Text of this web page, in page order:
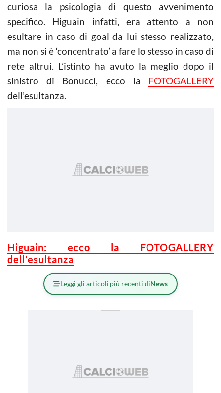
curiosa la psicologia di questo avvenimento
specifico. Higuain infatti, era attento a non
esultare in caso di goal da lui stesso realizzato,
ma non si è ‘concentrato’ a fare lo stesso in caso di
rete altrui. L’istinto ha avuto la meglio dopo il
sinistro di Bonucci, ecco la FOTOGALLERY
dell’esultanza.
Higuain: ecco la FOTOGALLERY
dell’esultanza
Leggi gli articoli più recenti diNews